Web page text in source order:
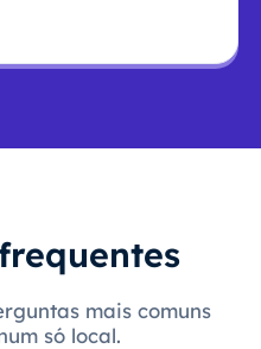
mais comuns
só local.